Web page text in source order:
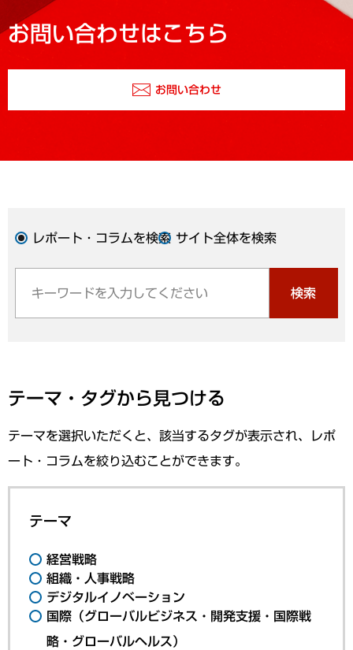
お問い合わせはこちら
お問い合わせ
レポート・コラムを検索 サイト全体を検索
検索
テーマ・タグから見つける
テーマを選択いただくと、該当するタグが表示され、レポ
ート・コラムを絞り込むことができます。
テーマ
経営戦略
組織・人事戦略
デジタルイノベーション
国際（グローバルビジネス・開発支援・国際戦
略・グローバルヘルス）